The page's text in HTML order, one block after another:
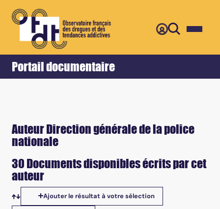
Portail documentaire
Accueil Retour
Auteur Direction générale de la police
nationale
30 Documents disponibles écrits par cet
auteur
Tris disponibles
Ajouter le résultat à votre sélection